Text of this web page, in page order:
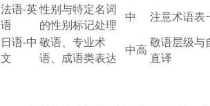
法语-英
语
性别与特定名词
的性别标记处理
中
注意术语表
日语-中
文
敬语、专业术
语、成语类表达
中高 敬语层级与
直译